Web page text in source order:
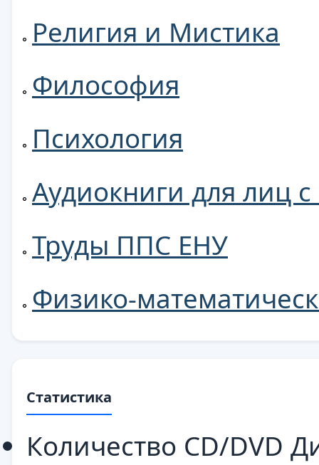
Религия и Мистика
Философия
Психология
Аудиокниги для лиц
Труды ППС ЕНУ
Физико-
Статистика
Количество CD/DVD